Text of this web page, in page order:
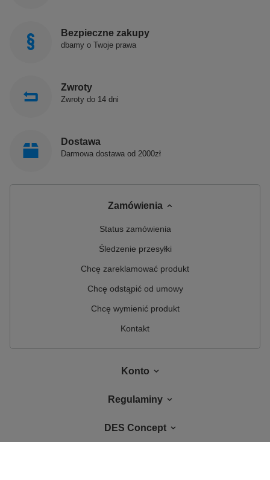
Bezpieczne zakupy
dbamy o Twoje prawa
Zwroty
Zwroty do 14 dni
Dostawa
Darmowa dostawa od 2000zł
Zamówienia
Status zamówienia
Śledzenie przesyłki
Chcę zareklamować produkt
Chcę odstąpić od umowy
Chcę wymienić produkt
Kontakt
Konto
Regulaminy
DES Concept